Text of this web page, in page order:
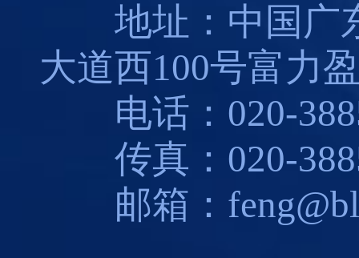
地址：中国广
大道西100号富力
电话：020-
传真：020-
邮箱：